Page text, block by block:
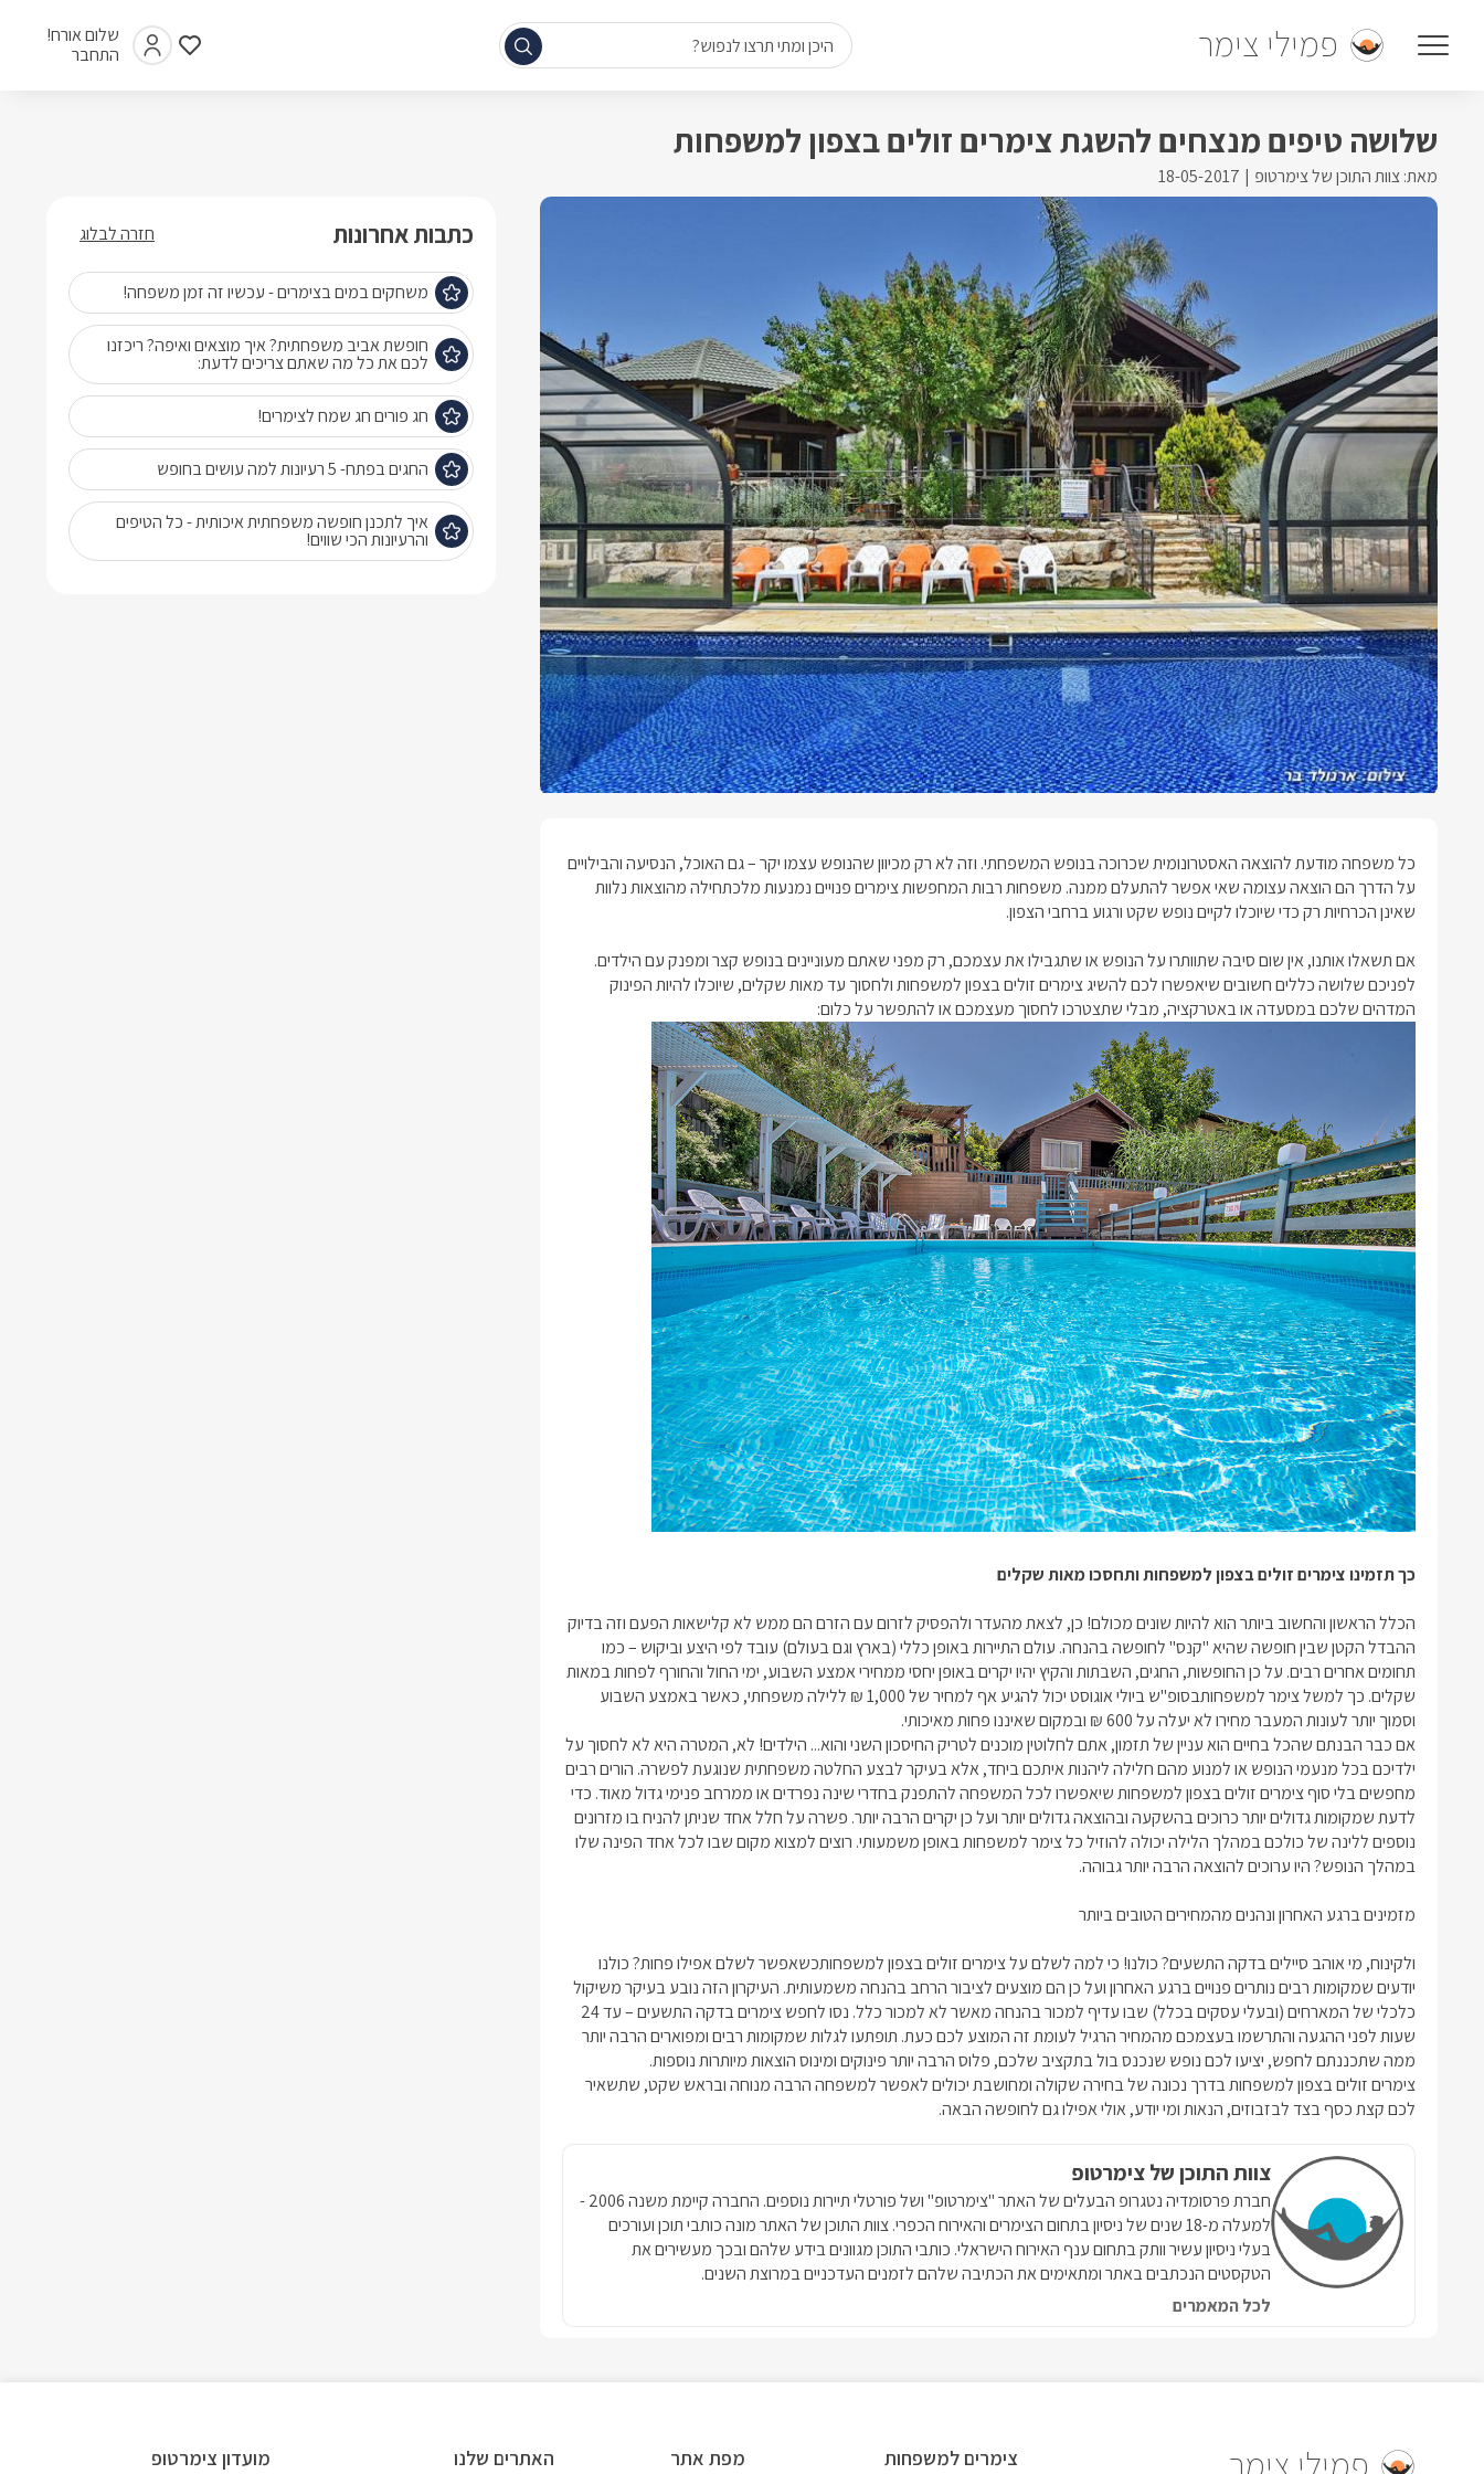
פמילי צימר
שלום אורח!
התחבר
היכן ומתי תרצו לנפוש?
שלושה טיפים מנצחים להשגת צימרים זולים בצפון למשפחות
מאת: צוות התוכן של צימרטופ 18-05-2017
כל משפחה מודעת להוצאה האסטרונומית שכרוכה בנופש המשפחתי. וזה לא רק מכיוון שהנופש עצמו יקר – גם האוכל, הנסיעה והבילויים
על הדרך הם הוצאה עצומה שאי אפשר להתעלם ממנה. משפחות רבות המחפשותצימרים פנוייםנמנעות מלכתחילה מהוצאות נלוות
שאינן הכרחיות רק כדי שיוכלו לקיים נופש שקט ורגוע ברחבי הצפון.
אם תשאלו אותנו, אין שום סיבה שתוותרו על הנופש או שתגבילו את עצמכם, רק מפני שאתם מעוניינים בנופש קצר ומפנק עם הילדים.
לפניכם שלושה כללים חשובים שיאפשרו לכם להשיגצימרים זולים בצפון למשפחותולחסוך עד מאות שקלים, שיוכלו להיות הפינוק
המדהים שלכם במסעדה או באטרקציה, מבלי שתצטרכו לחסוך מעצמכם או להתפשר על כלום:
כך תזמינוצימרים זולים בצפון למשפחותותחסכו מאות שקלים
הכלל הראשון והחשוב ביותר הוא להיות שונים מכולם! כן, לצאת מהעדר ולהפסיק לזרום עם הזרם הם ממש לא קלישאות הפעם וזה בדיוק
ההבדל הקטן שבין חופשה שהיא "קנס" לחופשה בהנחה. עולם התיירות באופן כללי (בארץ וגם בעולם) עובד לפי היצע וביקוש – כמו
תחומים אחרים רבים. על כן החופשות, החגים, השבתות והקיץ יהיו יקרים באופן יחסי ממחירי אמצע השבוע, ימי החול והחורף לפחות במאות
שקלים. כך למשלצימר למשפחות
בסופ"ש ביולי אוגוסט יכול להגיע אף למחיר של 1,000 ₪ ללילה משפחתי, כאשר באמצע השבוע
וסמוך יותר לעונות המעבר מחירו לא יעלה על 600 ₪ ובמקום שאיננו פחות מאיכותי.
אם כבר הבנתם שהכל בחיים הוא עניין של תזמון, אתם לחלוטין מוכנים לטריק החיסכון השני והוא... הילדים! לא, המטרה היא לא לחסוך על
ילדיכם בכל מנעמי הנופש או למנוע מהם חלילה ליהנות איתכם ביחד, אלא בעיקר לבצע החלטה משפחתית שנוגעת לפשרה. הורים רבים
מחפשים בלי סוףצימרים זולים בצפון למשפחותשיאפשרו לכל המשפחה להתפנק בחדרי שינה נפרדים או ממרחב פנימי גדול מאוד. כדי
לדעת שמקומות גדולים יותר כרוכים בהשקעה ובהוצאה גדולים יותר ועל כן יקרים הרבה יותר. פשרה על חלל אחד שניתן להניח בו מזרונים
נוספים ללינה של כולכם במהלך הלילה יכולה להוזיל כלצימר למשפחותבאופן משמעותי. רוצים למצוא מקום שבו לכל אחד הפינה שלו
במהלך הנופש? היו ערוכים להוצאה הרבה יותר גבוהה.
מזמינים ברגע האחרון ונהנים מהמחירים הטובים ביותר
ולקינוח, מי אוהב סיילים בדקה התשעים? כולנו! כי למה לשלם עלצימרים זולים בצפון למשפחותכשאפשר לשלם אפילו פחות? כולנו
יודעים שמקומות רבים נותרים פנויים ברגע האחרון ועל כן הם מוצעים לציבור הרחב בהנחה משמעותית. העיקרון הזה נובע בעיקר משיקול
כלכלי של המארחים (ובעלי עסקים בכלל) שבו עדיף למכור בהנחה מאשר לא למכור כלל. נסו לחפשצימרים בדקה התשעים
– עד 24
שעות לפני ההגעה והתרשמו בעצמכם מהמחיר הרגיל לעומת זה המוצע לכם כעת. תופתעו לגלות שמקומות רבים ומפוארים הרבה יותר
ממה שתכננתם לחפש, יציעו לכם נופש שנכנס בול בתקציב שלכם, פלוס הרבה יותר פינוקים ומינוס הוצאות מיותרות נוספות.
צימרים זולים בצפון למשפחות בדרך נכונה של בחירה שקולה ומחושבת יכולים לאפשר למשפחה הרבה מנוחה ובראש שקט, שתשאיר
לכם קצת כסף בצד לבזבוזים, הנאות ומי יודע, אולי אפילו גם לחופשה הבאה.
צוות התוכן של צימרטופ
חברת פרסומדיה נטגרופ הבעלים של האתר "צימרטופ" ושל פורטלי תיירות נוספים. החברה קיימת משנה 2006 -
למעלה מ-18 שנים של ניסיון בתחום הצימרים והאירוח הכפרי. צוות התוכן של האתר מונה כותבי תוכן ועורכים
בעלי ניסיון עשיר וותק בתחום ענף האירוח הישראלי. כותבי התוכן מגוונים בידע שלהם ובכך מעשירים את
הטקסטים הנכתבים באתר ומתאימים את הכתיבה שלהם לזמנים העדכניים במרוצת השנים.
לכל המאמרים
כתבות אחרונות
משחקים במים בצימרים - עכשיו זה זמן משפחה!
חופשת אביב משפחתית? איך מוצאים ואיפה? ריכזנו
לכם את כל מה שאתם צריכים לדעת:
חג פורים חג שמח לצימרים!
החגים בפתח- 5 רעיונות למה עושים בחופש
איך לתכנן חופשה משפחתית איכותית - כל הטיפים
והרעיונות הכי שווים!
חזרה לבלוג
פמילי צימר צימרים למשפחות מפת אתר האתרים שלנו מועדון צימרטופ